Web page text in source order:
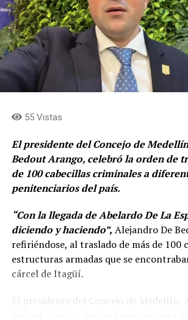
55 Vistas
El presidente del Concejo de
Bedout Arango, celebró la orden de
de 100 cabecillas criminales a
penitenciarios del país.
“Con la llegada de Abelardo De La
diciendo y haciendo”, Alejandro De
refiriéndose, al traslado de más de 100
estructuras armadas que se
cárcel de Itagüí.
El presidente del Concejo de Medellín,